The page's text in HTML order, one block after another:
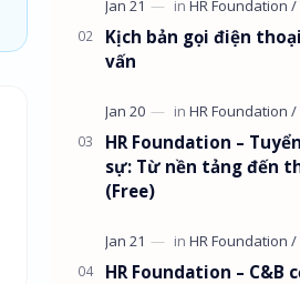
Kịch bản gọi điện
vấn
HR Foundation –
sự: Từ nền tảng đến
(Free)
HR Foundation – C&B